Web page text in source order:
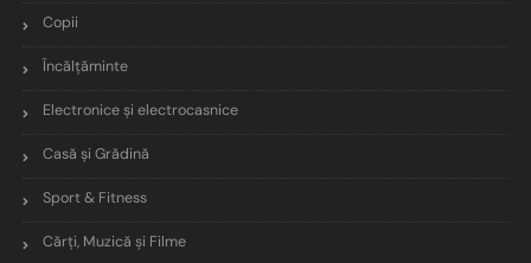
Copii
Încălţăminte
Electronice și electrocasnice
Casă și Grădină
Sport & Fitness
Cărți, Muzică și Filme